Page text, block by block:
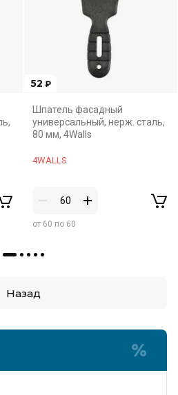
52 ₽
Шпатель фасадный
универсальный, нерж. сталь,
80 мм, 4Walls
4WALLS
от 60 по 60
Назад